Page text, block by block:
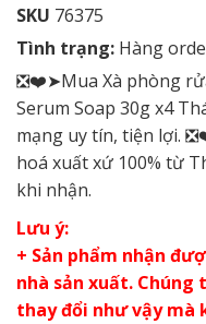
SKU 76375
Tình trạng: Hàng
❎❤️➤Mua Xà phòng
Serum Soap 30g x4
mạng uy tín, tiện lợi.
hoá xuất xứ 100% từ
khi nhận.
Lưu ý:
+ Sản phẩm nhận
nhà sản xuất. Chúng
thay đổi như vậy mà